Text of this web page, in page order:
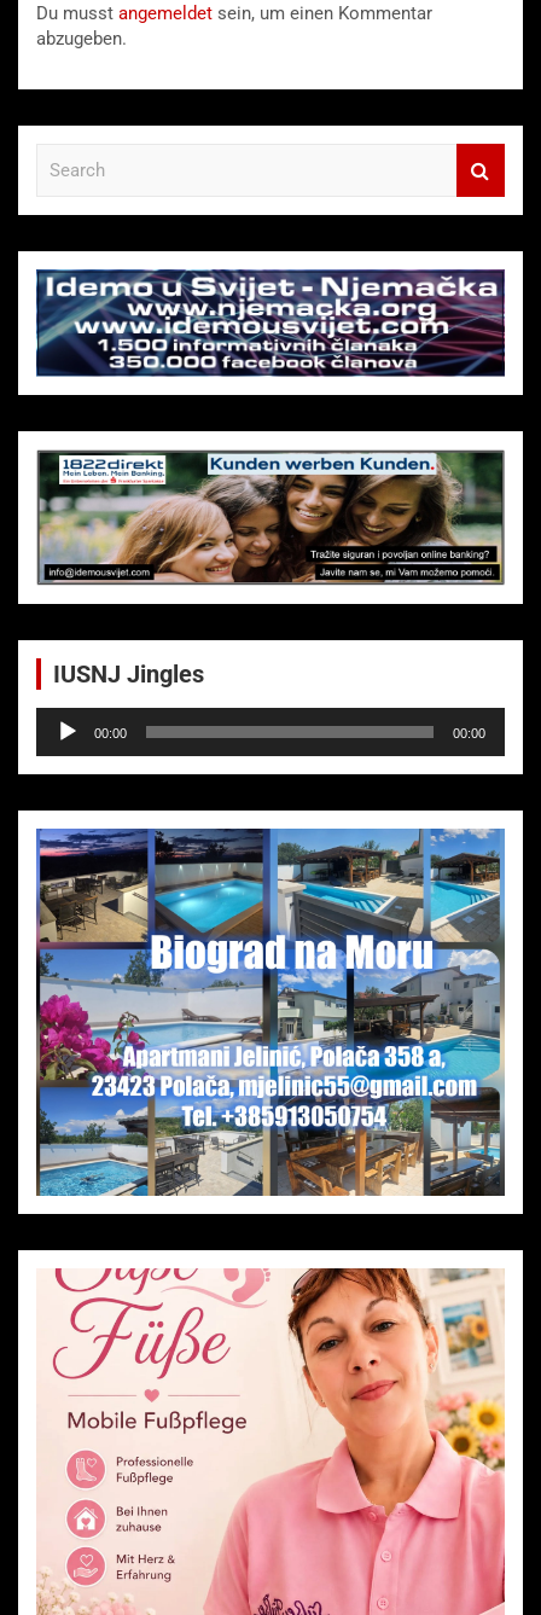
Du musst angemeldet sein, um einen Kommentar
abzugeben.
c
h
IUSNJ Jingles
Audio-
Player
00:00 00:00